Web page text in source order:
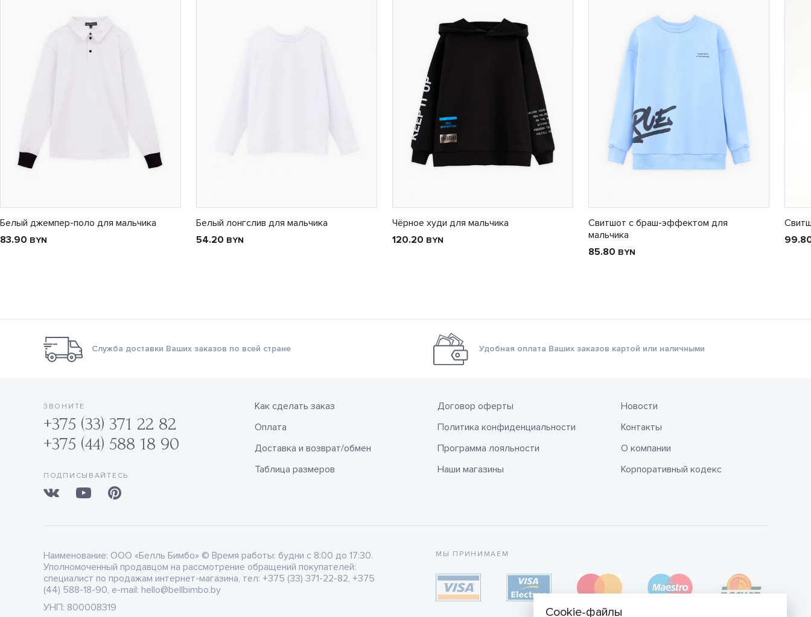
Белый джемпер-поло для мальчика
83.90 BYN
Белый лонгслив для мальчика
54.20 BYN
Чёрное худи для мальчика
120.20 BYN
Свитшот с браш-эффектом для
мальчика
85.80 BYN
Служба доставки Ваших заказов по всей стране Удобная оплата Ваших заказов картой или наличными
ЗВОНИТЕ
+375 (33) 371 22 82
+375 (44) 588 18 90
ПОДПИСЫВАЙТЕСЬ
Как сделать заказ
Оплата
Доставка и возврат/обмен
Таблица размеров
Договор оферты
Политика конфиденциальности
Программа лояльности
Наши магазины
Новости
Контакты
О компании
Корпоративный кодекс
Наименование: ООО «Белль Бимбо» © Время работы: будни с 8:00 до 17:30.
Уполномоченный продавцом на рассмотрение обращений покупателей:
специалист по продажам интернет-магазина, тел: +375 (33) 371-22-82, +375
(44) 588-18-90, e-mail: hello@bellbimbo.by
УНП: 800008319
МЫ ПРИНИМАЕМ